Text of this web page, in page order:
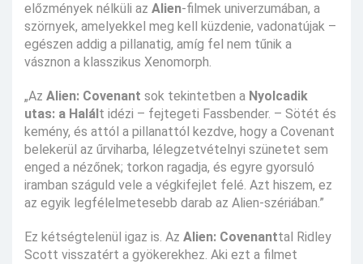
előzmények nélküli az Alien-filmek univerzumában, a
szörnyek, amelyekkel meg kell küzdenie, vadonatújak –
egészen addig a pillanatig, amíg fel nem tűnik a
vásznon a klasszikus Xenomorph.
„Az Alien: Covenant sok tekintetben a Nyolcadik
utas: a Halált idézi – fejtegeti Fassbender. – Sötét és
kemény, és attól a pillanattól kezdve, hogy a Covenant
belekerül az űrviharba, lélegzetvételnyi szünetet sem
enged a nézőnek; torkon ragadja, és egyre gyorsuló
iramban száguld vele a végkifejlet felé. Azt hiszem, ez
az egyik legfélelmetesebb darab az Alien-szériában.”
Ez kétségtelenül igaz is. Az Alien: Covenanttal Ridley
Scott visszatért a gyökerekhez. Aki ezt a filmet